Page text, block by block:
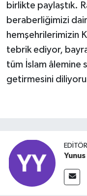
birlikte paylaştık.
beraberliğimizi
hemşehrilerimizin
tebrik ediyor,
tüm İslam âlemine
getirmesini
Yunus